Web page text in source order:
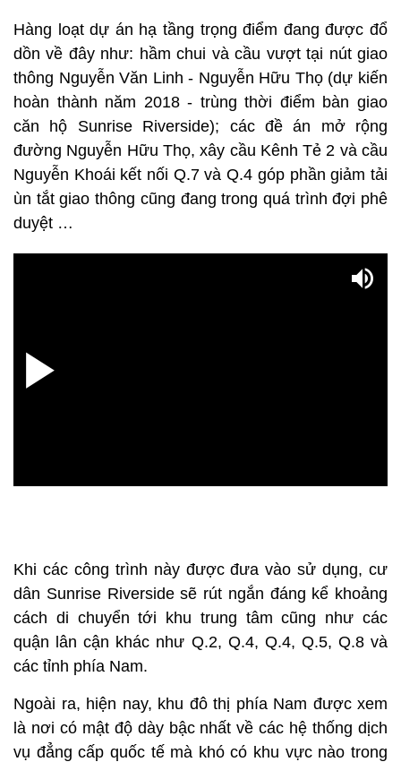
Hàng loạt dự án hạ tầng trọng điểm đang được đổ
dồn về đây như: hầm chui và cầu vượt tại nút giao
thông Nguyễn Văn Linh - Nguyễn Hữu Thọ (dự kiến
hoàn thành năm 2018 - trùng thời điểm bàn giao
căn hộ Sunrise Riverside); các đề án mở rộng
đường Nguyễn Hữu Thọ, xây cầu Kênh Tẻ 2 và cầu
Nguyễn Khoái kết nối Q.7 và Q.4 góp phần giảm tải
ùn tắt giao thông cũng đang trong quá trình đợi phê
duyệt …
Khi các công trình này được đưa vào sử dụng, cư
dân Sunrise Riverside sẽ rút ngắn đáng kể khoảng
cách di chuyển tới khu trung tâm cũng như các
quận lân cận khác như Q.2, Q.4, Q.4, Q.5, Q.8 và
các tỉnh phía Nam.
Ngoài ra, hiện nay, khu đô thị phía Nam được xem
là nơi có mật độ dày bậc nhất về các hệ thống dịch
vụ đẳng cấp quốc tế mà khó có khu vực nào trong